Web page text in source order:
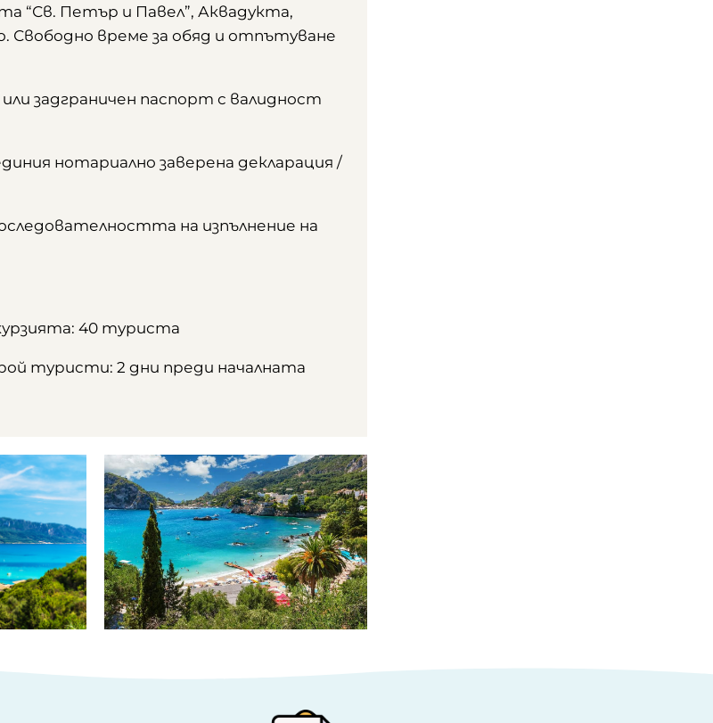
“Св. Петър и Павел”, Аквадукта,
време за обяд и отпътуване
задграничен паспорт с валидност
нотариално заверена декларация /
на изпълнение на
40 туриста
туристи: 2 дни преди началната